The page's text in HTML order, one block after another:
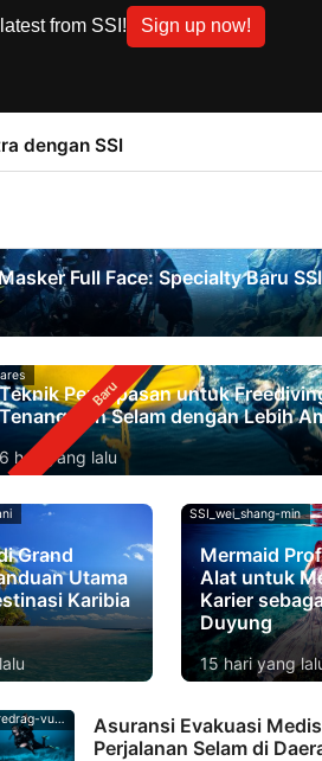
from SSI! Sign up now!
dengan SSI
Full Face: Specialty Baru SSI
Teknik Pernapasan untuk
Tenang dan Selam dengan Lebih
6 hari yang lalu
Grand
Utama
Karibia
SSI_wei_shang-min
Mermaid
Alat untuk
Karier
Duyung
15 hari yang
predrag-vuckovic
Asuransi Evakuasi
Perjalanan Selam di